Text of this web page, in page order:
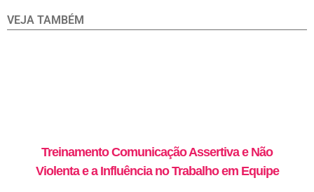
VEJA TAMBÉM
Treinamento Comunicação Assertiva e Não
Violenta e a Influência no Trabalho em Equipe